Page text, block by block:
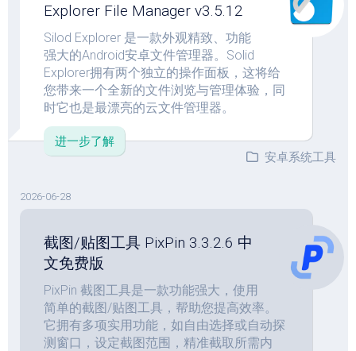
Explorer File Manager v3.5.12
Silod Explorer 是一款外观精致、功能
强大的Android安卓文件管理器。Solid
Explorer拥有两个独立的操作面板，这将给
您带来一个全新的文件浏览与管理体验，同
时它也是最漂亮的云文件管理器。
进一步了解
安卓系统工具
2026-06-28
截图/贴图工具 PixPin 3.3.2.6 中
文免费版
PixPin 截图工具是一款功能强大，使用
简单的截图/贴图工具，帮助您提高效率。
它拥有多项实用功能，如自由选择或自动探
测窗口，设定截图范围，精准截取所需内